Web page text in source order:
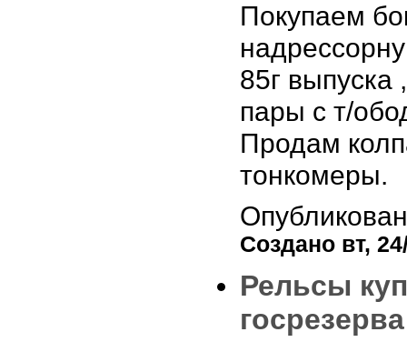
Покупаем
85г выпуска
пары с т/
Продам
тонкомеры.
Создано вт,
Рельсы
госрезерва